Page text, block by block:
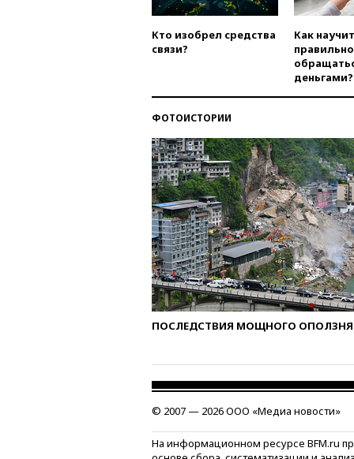
Кто изобрел средства
связи?
Как
правильно
деньгами?
ФОТОИСТОРИИ
ПОСЛЕДСТВИЯ МОЩНОГО ОПОЛЗНЯ
© 2007 — 2026 ООО «Медиа новости»
На информационном ресурсе BFM.ru